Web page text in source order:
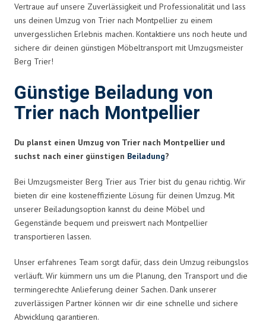
Vertraue auf unsere Zuverlässigkeit und Professionalität und lass
uns deinen Umzug von Trier nach Montpellier zu einem
unvergesslichen Erlebnis machen. Kontaktiere uns noch heute und
sichere dir deinen günstigen Möbeltransport mit Umzugsmeister
Berg Trier!
Günstige Beiladung von
Trier nach Montpellier
Du planst einen Umzug von Trier nach Montpellier und
suchst nach einer günstigen Beiladung?
Bei Umzugsmeister Berg Trier aus Trier bist du genau richtig. Wir
bieten dir eine kosteneffiziente Lösung für deinen Umzug. Mit
unserer Beiladungsoption kannst du deine Möbel und
Gegenstände bequem und preiswert nach Montpellier
transportieren lassen.
Unser erfahrenes Team sorgt dafür, dass dein Umzug reibungslos
verläuft. Wir kümmern uns um die Planung, den Transport und die
termingerechte Anlieferung deiner Sachen. Dank unserer
zuverlässigen Partner können wir dir eine schnelle und sichere
Abwicklung garantieren.